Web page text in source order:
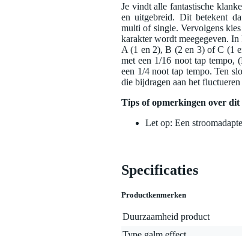
Je vindt alle fantastische
en uitgebreid. Dit betekent
multi of single. Vervolgens
karakter wordt meegegeven.
A (1 en 2), B (2 en 3) of C (1
met een 1/16 noot tap tempo,
een 1/4 noot tap tempo. Ten
die bijdragen aan het
Tips of opmerkingen over
Let op: Een
Specificaties
Productkenmerken
Duurzaamheid product